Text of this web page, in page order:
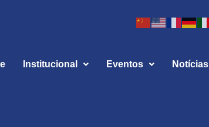
Institucional Eventos Notícias